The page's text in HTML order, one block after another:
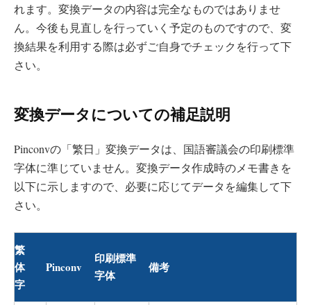
れます。変換データの内容は完全なものではありませ
ん。今後も見直しを行っていく予定のものですので、変
換結果を利用する際は必ずご自身でチェックを行って下
さい。
変換データについての補足説明
Pinconvの「繁日」変換データは、国語審議会の印刷標準
字体に準じていません。変換データ作成時のメモ書きを
以下に示しますので、必要に応じてデータを編集して下
さい。
繁
体
字
Pinconv
印刷標準
字体
備考